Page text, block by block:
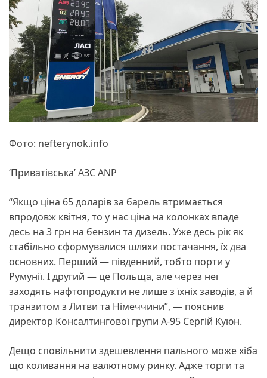
Фото: nefterynok.info
‘Приватівська’ АЗС ANP
“Якщо ціна 65 доларів за барель втримається
впродовж квітня, то у нас ціна на колонках впаде
десь на 3 грн на бензин та дизель. Уже десь рік як
стабільно сформувалися шляхи постачання, їх два
основних. Перший — південний, тобто порти у
Румунії. І другий — це Польща, але через неї
заходять нафтопродукти не лише з їхніх заводів, а й
транзитом з Литви та Німеччини”, — пояснив
директор Консалтингової групи А-95 Сергій Куюн.
Дещо сповільнити здешевлення пального може хіба
що коливання на валютному ринку. Адже торги та